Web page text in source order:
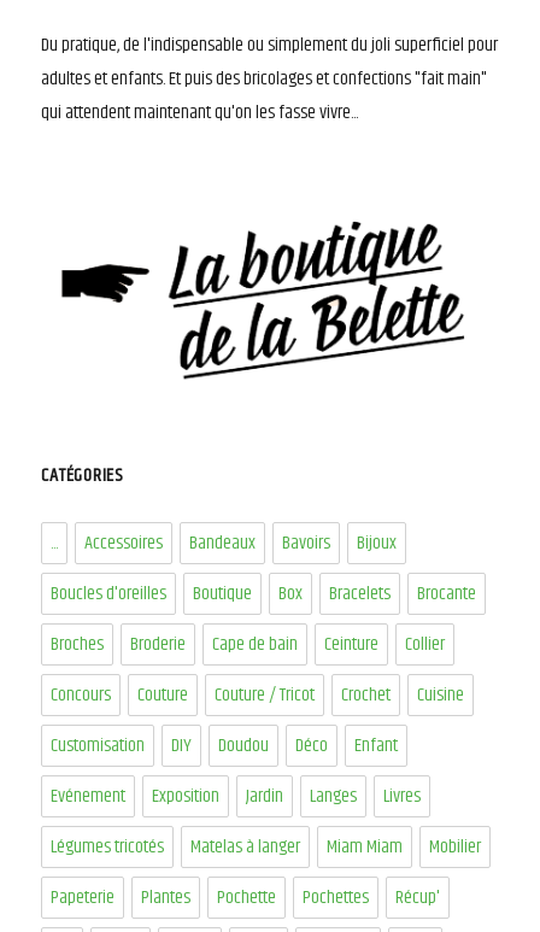
Du pratique, de l'indispensable ou simplement du joli superficiel pour
adultes et enfants. Et puis des bricolages et confections "fait main"
qui attendent maintenant qu'on les fasse vivre...
CATÉGORIES
... Accessoires Bandeaux Bavoirs
Bijoux
Boucles d'oreilles
Boutique Box Bracelets
Brocante
Broches
Broderie Cape de bain Ceinture
Collier
Concours
Couture Couture / Tricot Crochet
Cuisine
Customisation
DIY Doudou Déco
Enfant
Evénement
Exposition Jardin Langes
Livres
Légumes tricotés
Matelas à langer Miam Miam
Mobilier
Papeterie
Plantes Pochette Pochettes
Récup'